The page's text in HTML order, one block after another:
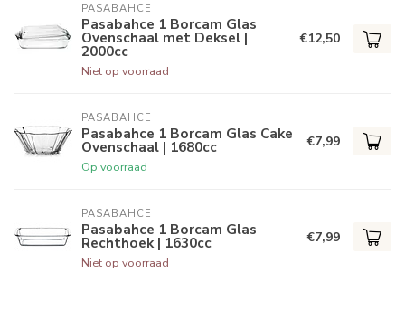
PASABAHCE
Pasabahce 1 Borcam Glas
Ovenschaal met Deksel |
2000cc
Niet op voorraad
€12,50
PASABAHCE
Pasabahce 1 Borcam Glas Cake
Ovenschaal | 1680cc
Op voorraad
€7,99
PASABAHCE
Pasabahce 1 Borcam Glas
Rechthoek | 1630cc
Niet op voorraad
€7,99